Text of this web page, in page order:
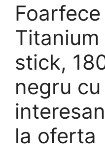
Foarfece
stick,
negru
la oferta